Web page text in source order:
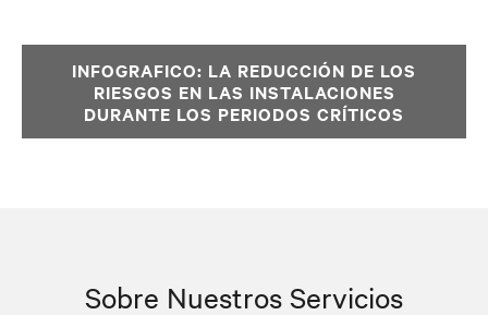
INFOGRAFICO: LA REDUCCIÓN DE LOS
RIESGOS EN LAS INSTALACIONES
DURANTE LOS PERIODOS CRÍTICOS
Sobre Nuestros Servicios